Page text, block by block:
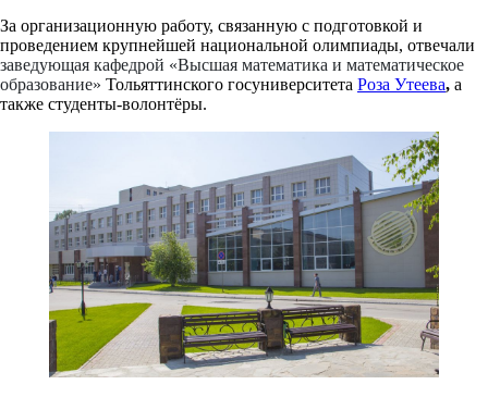
За организационную работу, связанную с подготовкой и
проведением крупнейшей национальной олимпиады, отвечали
заведующая кафедрой «Высшая математика и математическое
образование» Тольяттинского госуниверситета Роза Утеева, а
также студенты-волонтёры.